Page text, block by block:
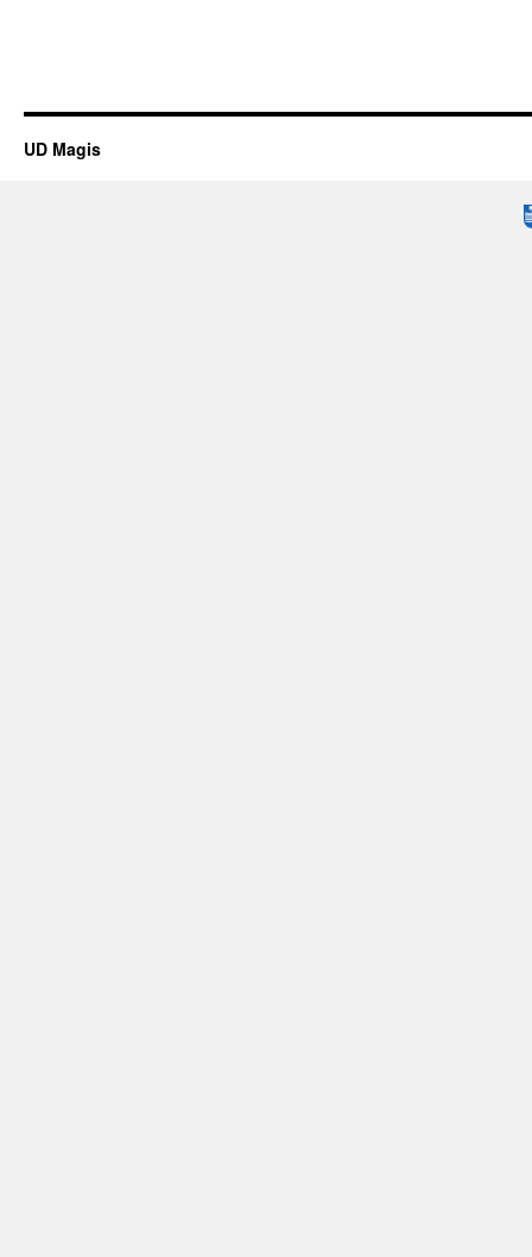
UD Magis